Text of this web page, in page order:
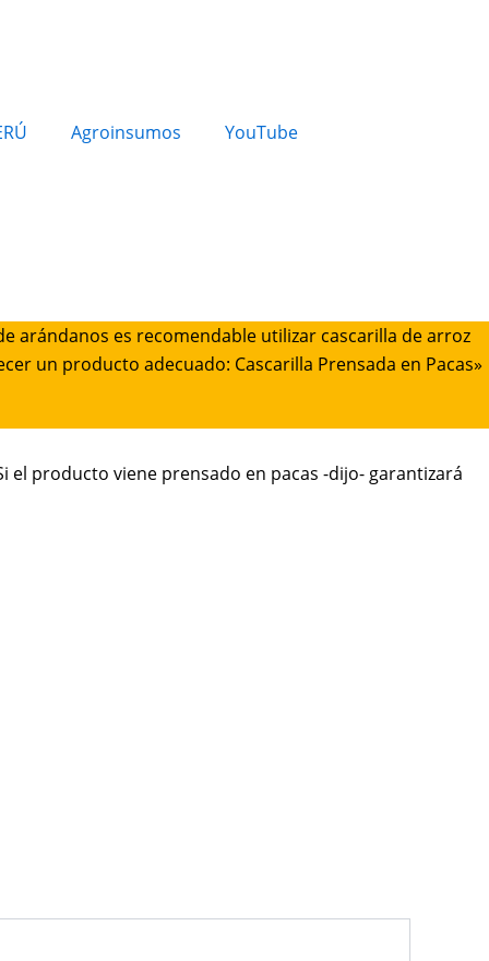
Agroinsumos YouTube
arándanos es recomendable utilizar cascarilla de arroz
un producto adecuado: Cascarilla Prensada en Pacas»
producto viene prensado en pacas -dijo- garantizará